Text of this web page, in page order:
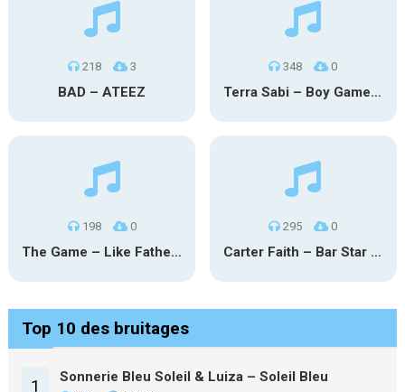
218 3
BAD – ATEEZ
348 0
Terra Sabi – Boy Game X Marcia Cruz
198 0
The Game – Like Father Like Daughter
295 0
Carter Faith – Bar Star Vevo
Top 10 des bruitages
1 Sonnerie Bleu Soleil & Luiza – Soleil Bleu